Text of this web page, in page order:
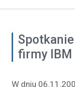
firmy IBM
W dniu